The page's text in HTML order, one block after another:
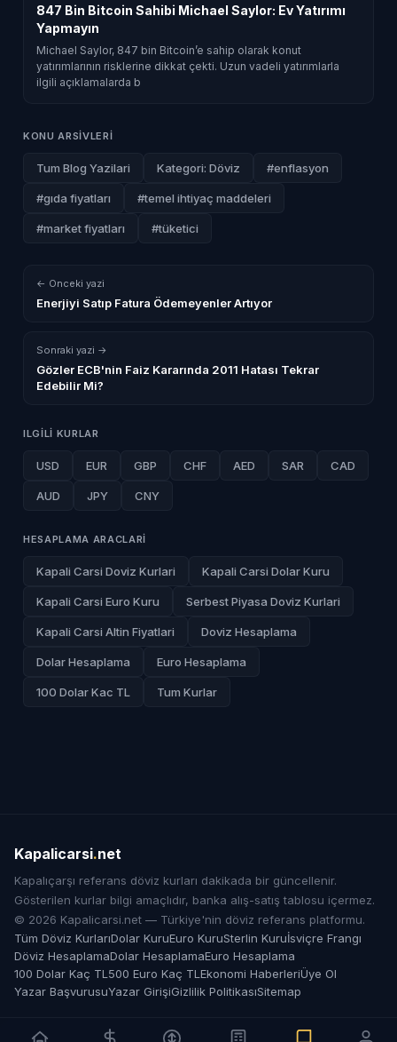
847 Bin Bitcoin Sahibi Michael Saylor: Ev Yatırımı
Yapmayın
Michael Saylor, 847 bin Bitcoin’e sahip olarak konut
yatırımlarının risklerine dikkat çekti. Uzun vadeli yatırımlarla
ilgili açıklamalarda b
KONU ARSIVLERI
Tum Blog Yazilari Kategori: Döviz #enflasyon
#gıda fiyatları #temel ihtiyaç maddeleri
#market fiyatları #tüketici
← Onceki yazi
Enerjiyi Satıp Fatura Ödemeyenler Artıyor
Sonraki yazi →
Gözler ECB'nin Faiz Kararında 2011 Hatası Tekrar
Edebilir Mi?
ILGILI KURLAR
USD EUR GBP CHF AED SAR CAD
AUD JPY CNY
HESAPLAMA ARACLARI
Kapali Carsi Doviz Kurlari Kapali Carsi Dolar Kuru
Kapali Carsi Euro Kuru Serbest Piyasa Doviz Kurlari
Kapali Carsi Altin Fiyatlari Doviz Hesaplama
Dolar Hesaplama Euro Hesaplama
100 Dolar Kac TL Tum Kurlar
Kapalicarsi.net
Kapalıçarşı referans döviz kurları dakikada bir güncellenir.
Gösterilen kurlar bilgi amaçlıdır, banka alış-satış tablosu içermez.
© 2026 Kapalicarsi.net — Türkiye'nin döviz referans platformu.
Tüm Döviz KurlarıDolar KuruEuro KuruSterlin Kuruİsviçre Frangı
Döviz HesaplamaDolar HesaplamaEuro Hesaplama
100 Dolar Kaç TL 500 Euro Kaç TL Ekonomi HaberleriÜye Ol
Yazar BaşvurusuYazar GirişiGizlilik PolitikasıSitemap